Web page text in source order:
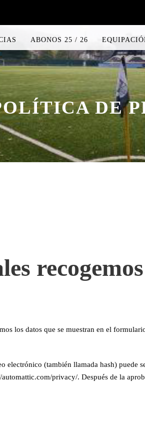
ABONOS 25 / 26
DE
los datos que se muestran en el
electrónico (también llamada hash)
privacy/. Después de la